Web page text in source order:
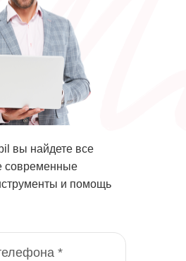
*
вы найдете все
современные
и помощь